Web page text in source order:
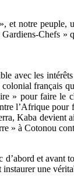
notre
Chefs
avec les
» pour faire
l’Afrique
Kaba devient
» à Cotonou
et
une